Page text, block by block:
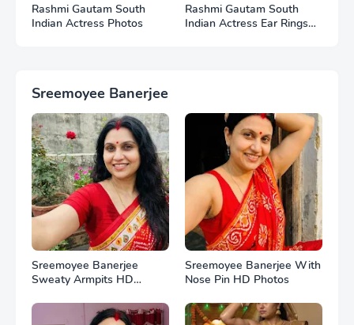
Rashmi Gautam South
Indian Actress Photos
Rashmi Gautam South
Indian Actress Ear Rings
Sreemoyee Banerjee
Sreemoyee Banerjee
Sweaty Armpits HD
Sreemoyee Banerjee With
Nose Pin HD Photos